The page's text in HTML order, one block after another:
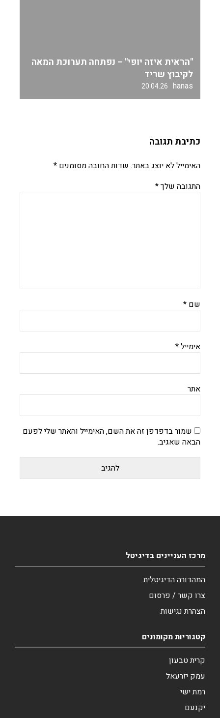
"הראית איזה יופי" – נפתחה תערוכת המאה
לקיבוץ שריד
hanas
20.04.26
כתיבת תגובה
האימייל לא יוצג באתר. שדות החובה מסומנים *
התגובה שלך*
שם *
אימייל*
אתר
שמור בדפדפן זה את השם, האימייל והאתר שלי לפעם
הבאה שאגיב.
מרכז העניינים בדיגיטל
המהדורה הדיגיטלית
צרו קשר / פרסום
הצהרת נגישות
קטגוריות מקומונים
קרית טבעון
עמק יזרעאל
רמת ישי
יקנעם